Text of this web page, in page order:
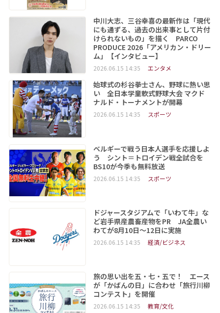
中川大志、三谷幸喜の最新作は「現代
にも通ずる、過去の出来事として片付
けられないもの」を描く PARCO
PRODUCE 2026「アメリカン・ドリー
ム」【インタビュー】
2026.06.15 14:35 エンタメ
始球式の杉谷拳士さん、野球に熱い思
い 全日本学童軟式野球大会 マクド
ナルド・トーナメントが開幕
2026.06.15 14:35 スポーツ
ベルギーで戦う日本人選手を応援しよ
う シント＝トロイデン戦全試合を
BS10が今季も無料放送
2026.06.15 14:35 スポーツ
ドジャースタジアムで「いわて牛」な
ど岩手県産農畜産物をPR JA全農い
わてが8月10日～12日に実施
2026.06.15 14:35 経済/ビジネス
旅の思い出を五・七・五で！ エース
が「かばんの日」に合わせ「旅行川柳
コンテスト」を開催
2026.06.15 14:35 教育/文化